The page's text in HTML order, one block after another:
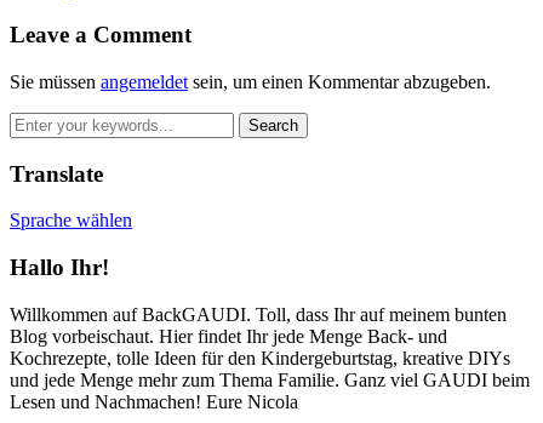
Leave a Comment
Sie müssen angemeldet sein, um einen Kommentar abzugeben.
Translate
Sprache wählen
Hallo Ihr!
Willkommen auf BackGAUDI. Toll, dass Ihr auf meinem bunten
Blog vorbeischaut. Hier findet Ihr jede Menge Back- und
Kochrezepte, tolle Ideen für den Kindergeburtstag, kreative DIYs
und jede Menge mehr zum Thema Familie. Ganz viel GAUDI beim
Lesen und Nachmachen! Eure Nicola